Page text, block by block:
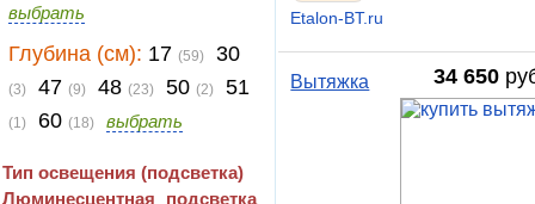
выбрать
Глубина (см): 17 (59) 30
(3) 47 (9) 48 (23) 50 (2) 51
(1) 60 (18) выбрать
Тип освещения (подсветка)
Люминесцентная подсветка
Etalon-BT.ru
34 650
Вытяжка